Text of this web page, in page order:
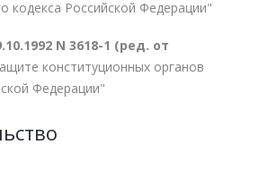
кодекса Российской Федерации"
N 3618-1 (ред. от
конституционных органов
Федерации"